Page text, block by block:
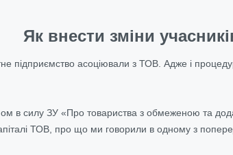
Як внести зміни
підприємство асоціювали з ТОВ. Адже і
в силу ЗУ «Про товариства з обмеженою та
ТОВ, про що ми говорили в одному з